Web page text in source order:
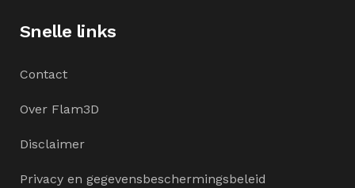
Snelle links
Contact
Over Flam3D
Disclaimer
Privacy en gegevensbeschermingsbeleid